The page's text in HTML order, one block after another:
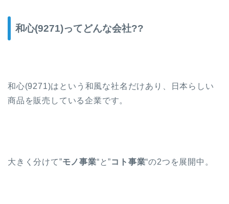
和心(9271)ってどんな会社??
和心(9271)はという和風な社名だけあり、日本らしい
商品を販売している企業です。
大きく分けて”モノ事業“と”コト事業“の2つを展開中。